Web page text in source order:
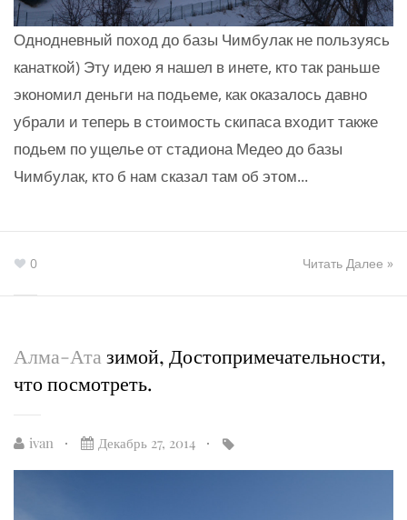
Однодневный поход до базы Чимбулак не пользуясь
канаткой) Эту идею я нашел в инете, кто так раньше
экономил деньги на подьеме, как оказалось давно
убрали и теперь в стоимость скипаса входит также
подьем по ущелье от стадиона Медео до базы
Чимбулак, кто б нам сказал там об этом...
0 Читать Далее »
Алма-Ата зимой, Достопримечательности,
что посмотреть.
ivan Декабрь 27, 2014